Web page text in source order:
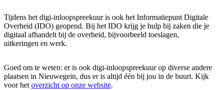
Tijdens het digi-inloopspreekuur is ook het Informatiepunt Digitale
Overheid (IDO) geopend. Bij het IDO krijg je hulp bij zaken die je
digitaal afhandelt bij de overheid, bijvoorbeeld toeslagen,
uitkeringen en werk.
Goed om te weten: er is ook digi-inloopspreekuur op diverse andere
plaatsen in Nieuwegein, dus er is altijd één bij jou in de buurt. Kijk
voor hetoverzicht op onze website.